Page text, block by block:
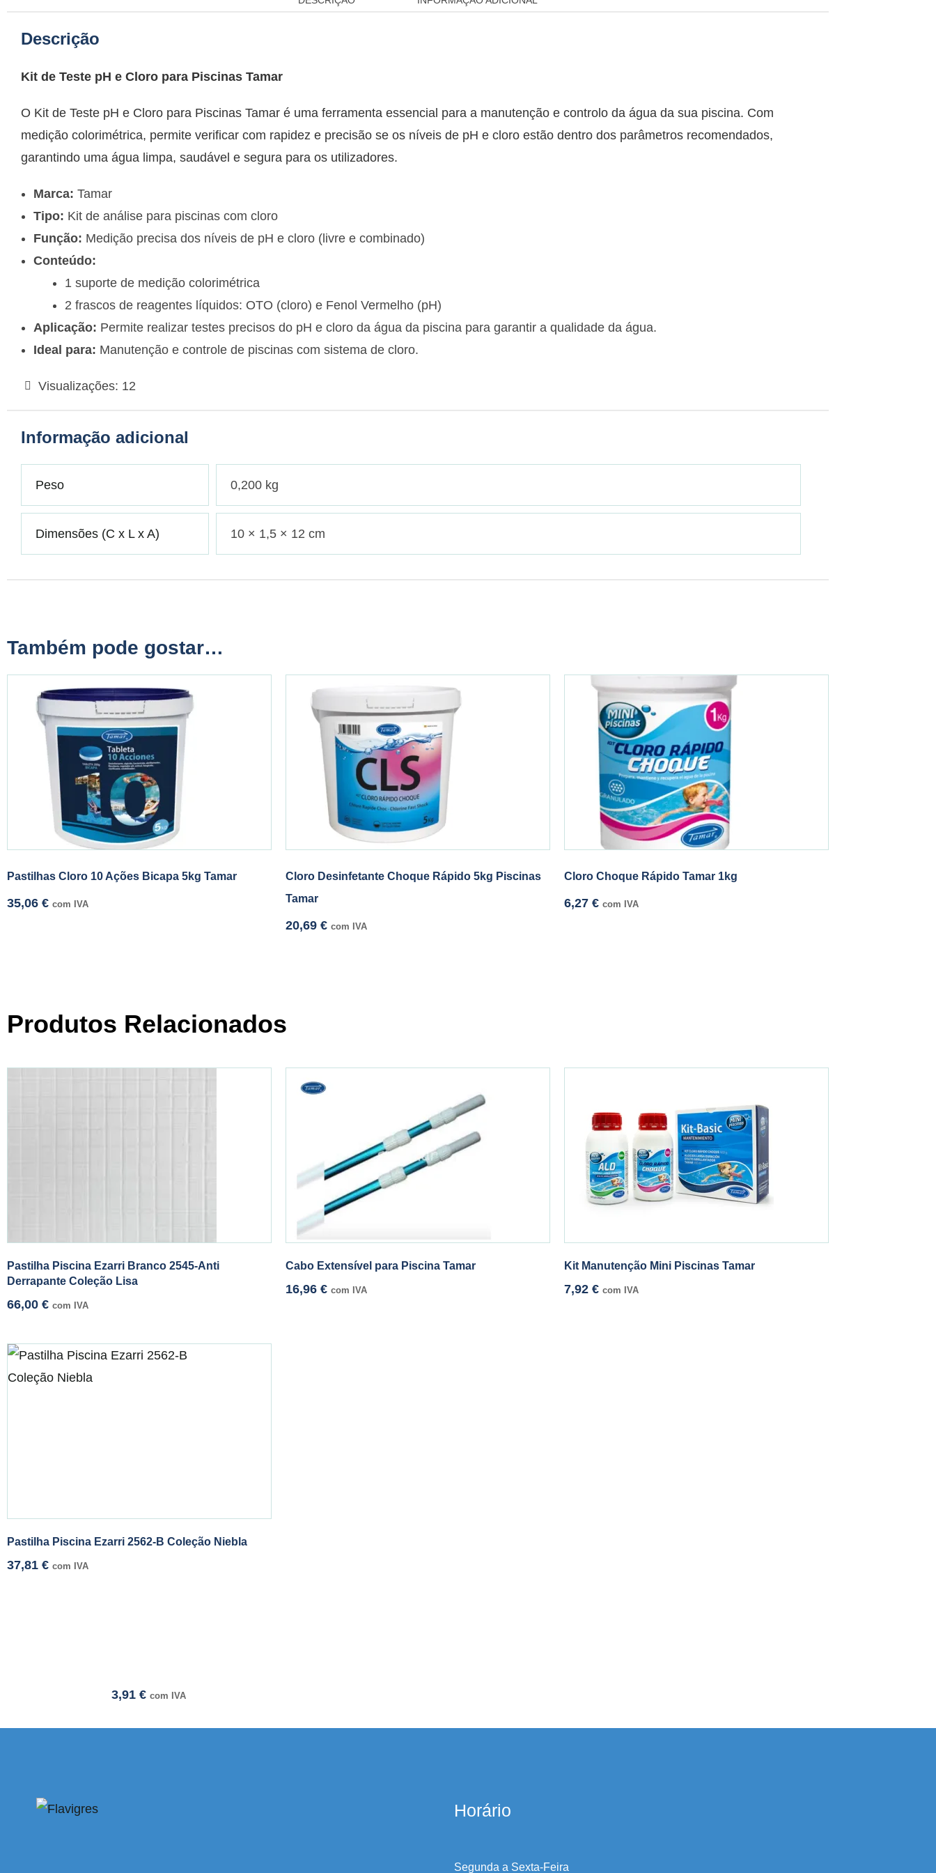
Descrição
Kit de Teste pH e Cloro para Piscinas Tamar
O Kit de Teste pH e Cloro para Piscinas Tamar é uma ferramenta essencial para a manutenção e controlo da água da sua piscina. Com
medição colorimétrica, permite verificar com rapidez e precisão se os níveis de pH e cloro estão dentro dos parâmetros recomendados,
garantindo uma água limpa, saudável e segura para os utilizadores.
Marca: Tamar
Tipo: Kit de análise para piscinas com cloro
Função: Medição precisa dos níveis de pH e cloro (livre e combinado)
Conteúdo:
1 suporte de medição colorimétrica
2 frascos de reagentes líquidos: OTO (cloro) e Fenol Vermelho (pH)
Aplicação: Permite realizar testes precisos do pH e cloro da água da piscina para garantir a qualidade da água.
Ideal para: Manutenção e controle de piscinas com sistema de cloro.
Visualizações: 12
Informação adicional
Peso 0,200 kg
Dimensões (C x L x A) 10 × 1,5 × 12 cm
Também pode gostar…
Pastilhas Cloro 10 Ações Bicapa 5kg Tamar
35,06 € com IVA
Cloro Desinfetante Choque Rápido 5kg Piscinas
Tamar
20,69 € com IVA
Cloro Choque Rápido Tamar 1kg
6,27 € com IVA
Produtos Relacionados
Pastilha Piscina Ezarri Branco 2545-Anti
Derrapante Coleção Lisa
66,00 € com IVA
Cabo Extensível para Piscina Tamar
16,96 € com IVA
Kit Manutenção Mini Piscinas Tamar
7,92 € com IVA
Pastilha Piscina Ezarri 2562-B Coleção Niebla
37,81 € com IVA
3,91 € com IVA
Horário
Segunda a Sexta-Feira